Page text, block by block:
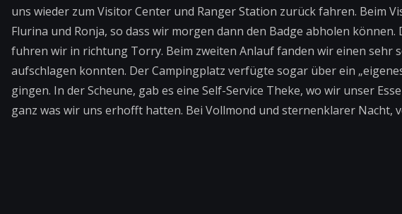
uns wieder zum Visitor Center und Ranger Station zurück fahren. Beim
Flurina und Ronja, so dass wir morgen dann den Badge abholen
fuhren wir in richtung Torry. Beim zweiten Anlauf fanden wir einen sehr
aufschlagen konnten. Der Campingplatz verfügte sogar über ein
gingen. In der Scheune, gab es eine Self-Service Theke, wo wir unser
ganz was wir uns erhofft hatten. Bei Vollmond und sternenklarer Nacht,